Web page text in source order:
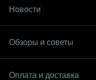
Новости
Обзоры и советы
Оплата и доставка